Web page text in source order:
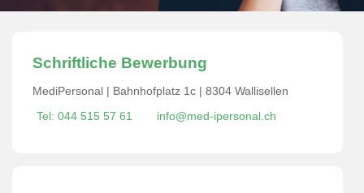
Schriftliche Bewerbung
MediPersonal | Bahnhofplatz 1c | 8304 Wallisellen
Tel: 044 515 57 61
info@med-ipersonal.ch